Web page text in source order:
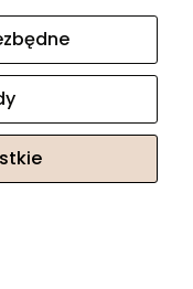
akwamaryn,